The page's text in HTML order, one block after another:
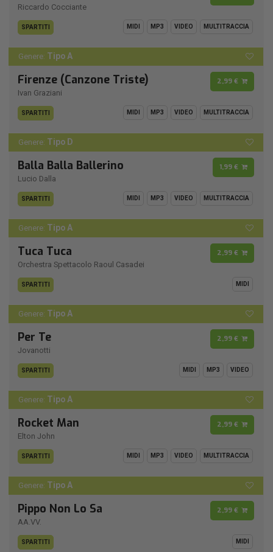
Riccardo Cocciante
SPARTITI MIDI MP3 VIDEO MULTITRACCIA
Genere: Tipo A
Firenze (Canzone Triste)
Ivan Graziani
2,99 €
SPARTITI MIDI MP3 VIDEO MULTITRACCIA
Genere: Tipo D
Balla Balla Ballerino
Lucio Dalla
1,99 €
SPARTITI MIDI MP3 VIDEO MULTITRACCIA
Genere: Tipo A
Tuca Tuca
Orchestra Spettacolo Raoul Casadei
2,99 €
SPARTITI MIDI
Genere: Tipo A
Per Te
Jovanotti
2,99 €
SPARTITI MIDI MP3 VIDEO
Genere: Tipo A
Rocket Man
Elton John
2,99 €
SPARTITI MIDI MP3 VIDEO MULTITRACCIA
Genere: Tipo A
Pippo Non Lo Sa
AA.VV.
2,99 €
SPARTITI MIDI